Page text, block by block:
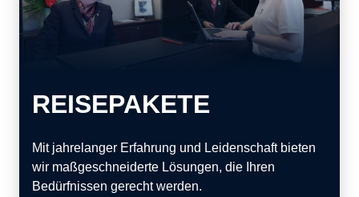
REISEPAKETE
Mit jahrelanger Erfahrung und Leidenschaft bieten
wir maßgeschneiderte Lösungen, die Ihren
Bedürfnissen gerecht werden.